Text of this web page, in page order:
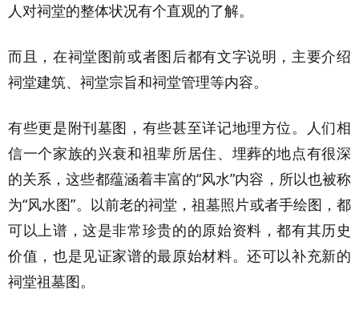
人对祠堂的整体状况有个直观的了解。
而且，在祠堂图前或者图后都有文字说明，主要介绍
祠堂建筑、祠堂宗旨和祠堂管理等内容。
有些更是附刊墓图，有些甚至详记地理方位。人们相
信一个家族的兴衰和祖辈所居住、埋葬的地点有很深
的关系，这些都蕴涵着丰富的“风水”内容，所以也被称
为“风水图”。以前老的祠堂，祖墓照片或者手绘图，都
可以上谱，这是非常珍贵的的原始资料，都有其历史
价值，也是见证家谱的最原始材料。还可以补充新的
祠堂祖墓图。